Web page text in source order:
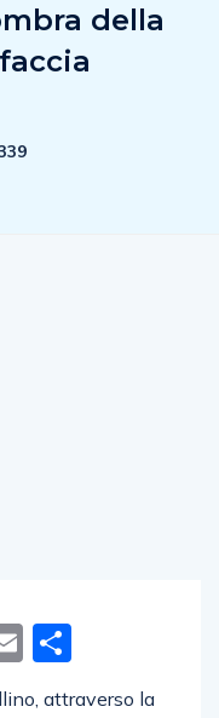
della
Email
attraverso la